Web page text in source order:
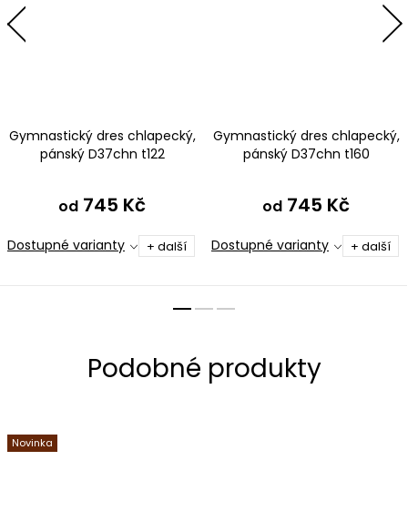
Gymnastický dres chlapecký,
pánský D37chn t122
od 745 Kč
Dostupné varianty + další
Gymnastický dres chlapecký,
pánský D37chn t160
od 745 Kč
Dostupné varianty + další
Novinka